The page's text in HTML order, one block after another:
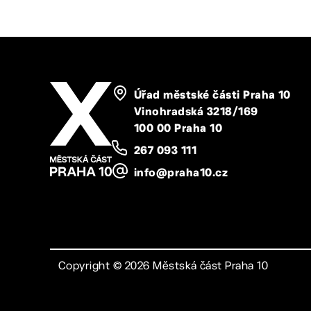
Úřad městské části Praha 10
Vinohradská 3218/169
100 00 Praha 10
267 093 111
info@praha10.cz
Copyright © 2026 Městská část Praha 10